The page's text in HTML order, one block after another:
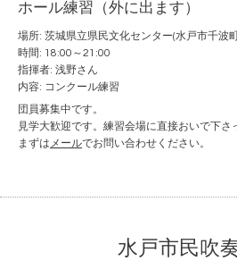
ホール練習（外に出ます）
場所: 茨城県立県民文化センター(水戸市千波
時間: 18:00～21:00
指揮者: 浅野さん
内容: コンクール練習
団員募集中です。
見学大歓迎です。練習会場に直接おいで下さ
まずは メールでお問い合わせください。
水戸市民吹